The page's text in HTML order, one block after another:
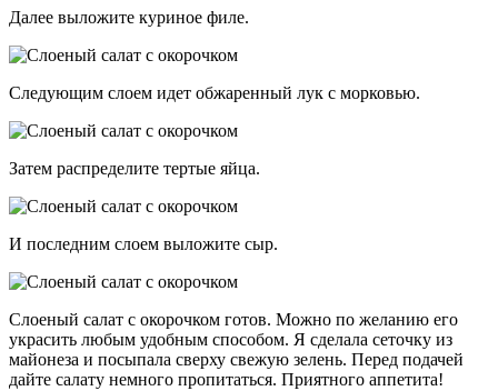
Далее выложите куриное филе.
Следующим слоем идет обжаренный лук с морковью.
Затем распределите тертые яйца.
И последним слоем выложите сыр.
Слоеный салат с окорочком готов. Можно по желанию его
украсить любым удобным способом. Я сделала сеточку из
майонеза и посыпала сверху свежую зелень. Перед подачей
дайте салату немного пропитаться. Приятного аппетита!